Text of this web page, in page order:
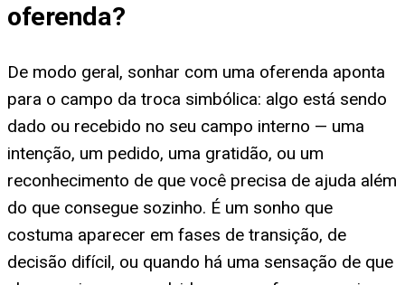
oferenda?
De modo geral, sonhar com uma oferenda aponta
para o campo da troca simbólica: algo está sendo
dado ou recebido no seu campo interno — uma
intenção, um pedido, uma gratidão, ou um
reconhecimento de que você precisa de ajuda além
do que consegue sozinho. É um sonho que
costuma aparecer em fases de transição, de
decisão difícil, ou quando há uma sensação de que